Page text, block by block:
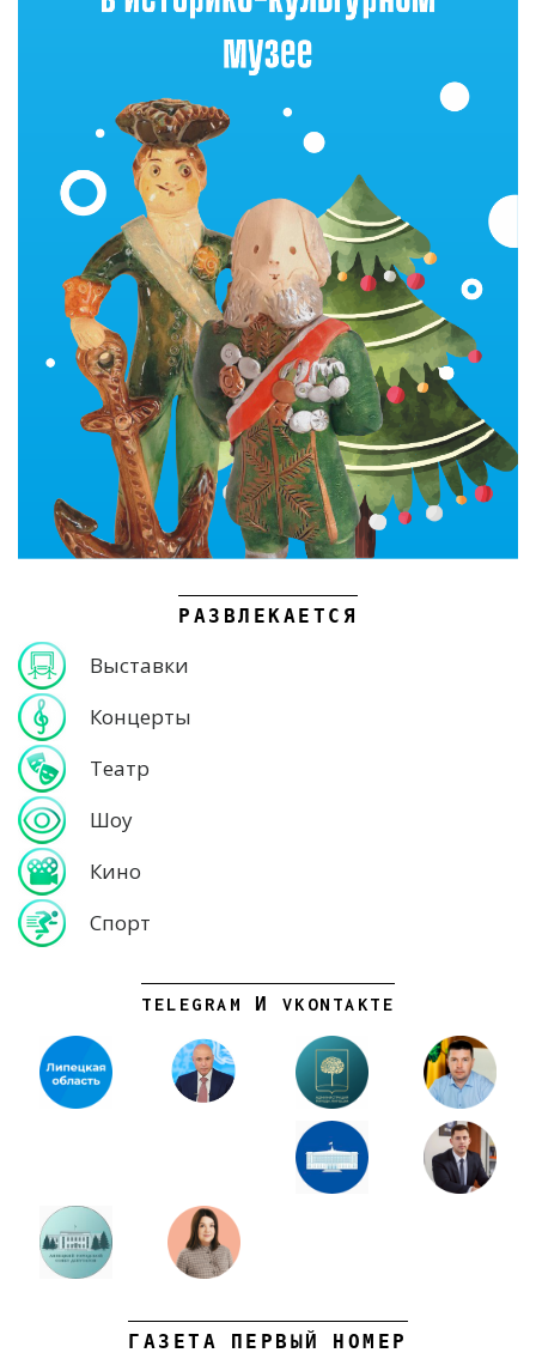
РАЗВЛЕКАЕТСЯ
Выставки
Концерты
Театр
Шоу
Кино
Спорт
TELEGRAM И VKONTAKTE
ГАЗЕТА ПЕРВЫЙ НОМЕР